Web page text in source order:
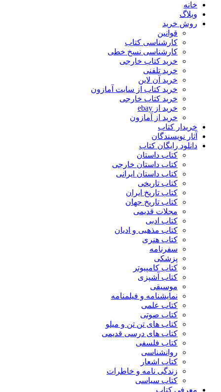
خانه
وبلاگ
روش خرید
قوانین
کارشناسی کتاب
کارشناسی نسخ خطی
خرید کتاب خارجی
خرید تلفنی
خرید آن لاین
خرید کتاب از سایت آمازون
خرید کتاب خارجی
خرید از ebay
خرید از آمازون
خریدار کتاب
آثار نویسندگان
دانلود رایگان کتاب
کتاب داستان
کتاب داستان خارجی
کتاب داستان ایرانی
کتاب تاریخی
کتاب تاریخ ایران
کتاب تاریخ جهان
مجلات قدیمی
کتاب ادبی
کتاب مذهبی و ادیان
کتاب هنری
سفرنامه
پزشکی
کتاب کامپیوتر
کتاب آشپزی
موسیقی
نمایشنامه و فیلمنامه
کتاب علمی
کتاب صوتی
کتاب های تن تن و میلو
کتاب های درسی قدیمی
کتاب فلسفی
روانشناسی
کتاب اشعار
زندگی نامه و خاطرات
کتاب سیاسی
معرفی کتاب